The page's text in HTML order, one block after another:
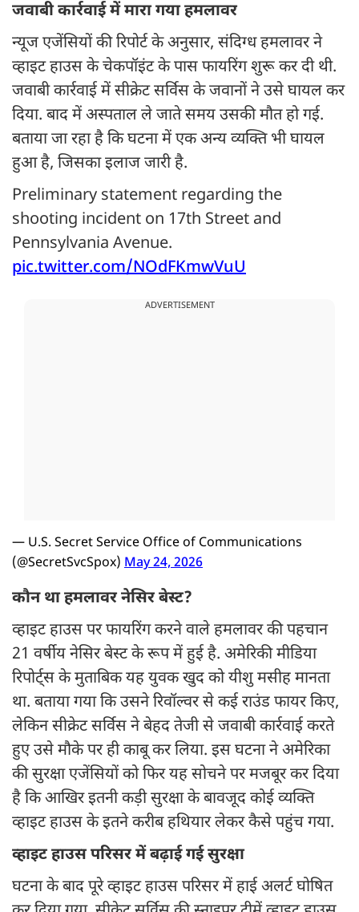
जवाबी कार्रवाई में मारा गया हमलावर
न्यूज एजेंसियों की रिपोर्ट के अनुसार, संदिग्ध हमलावर ने
व्हाइट हाउस के चेकपॉइंट के पास फायरिंग शुरू कर दी थी.
जवाबी कार्रवाई में सीक्रेट सर्विस के जवानों ने उसे घायल कर
दिया. बाद में अस्पताल ले जाते समय उसकी मौत हो गई.
बताया जा रहा है कि घटना में एक अन्य व्यक्ति भी घायल
हुआ है, जिसका इलाज जारी है.
Preliminary statement regarding the
shooting incident on 17th Street and
Pennsylvania Avenue.
pic.twitter.com/NOdFKmwVuU
ADVERTISEMENT
— U.S. Secret Service Office of Communications
(@SecretSvcSpox) May 24, 2026
कौन था हमलावर नेसिर बेस्ट?
व्हाइट हाउस पर फायरिंग करने वाले हमलावर की पहचान
21 वर्षीय नेसिर बेस्ट के रूप में हुई है. अमेरिकी मीडिया
रिपोर्ट्स के मुताबिक यह युवक खुद को यीशु मसीह मानता
था. बताया गया कि उसने रिवॉल्वर से कई राउंड फायर किए,
लेकिन सीक्रेट सर्विस ने बेहद तेजी से जवाबी कार्रवाई करते
हुए उसे मौके पर ही काबू कर लिया. इस घटना ने अमेरिका
की सुरक्षा एजेंसियों को फिर यह सोचने पर मजबूर कर दिया
है कि आखिर इतनी कड़ी सुरक्षा के बावजूद कोई व्यक्ति
व्हाइट हाउस के इतने करीब हथियार लेकर कैसे पहुंच गया.
व्हाइट हाउस परिसर में बढ़ाई गई सुरक्षा
घटना के बाद पूरे व्हाइट हाउस परिसर में हाई अलर्ट घोषित